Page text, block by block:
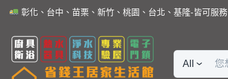
彰化、台中、苗栗、新竹、桃園、台北、基隆-皆可服務
All